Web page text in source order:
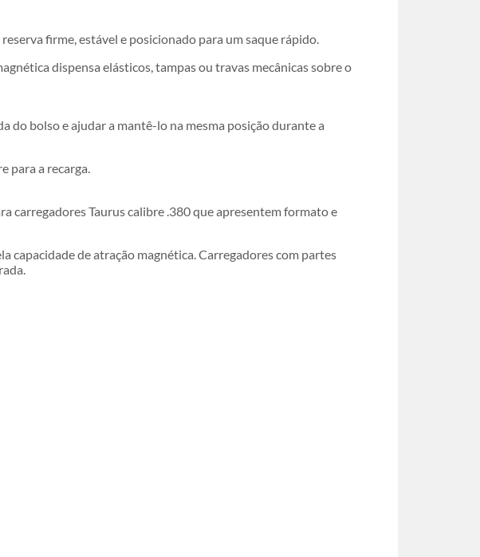
firme, estável e posicionado para um saque rápido.
dispensa elásticos, tampas ou travas mecânicas sobre o
do bolso e ajudar a mantê-lo na mesma posição durante a
para a recarga.
carregadores Taurus calibre .380 que apresentem formato e
capacidade de atração magnética. Carregadores com partes